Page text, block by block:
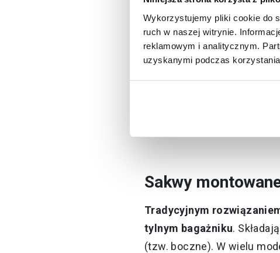
Wykorzystujemy pliki cookie do
ruch w naszej witrynie.
reklamowym i analitycznym.
uzyskanymi podczas
Jakie są
rodzaje sakw. Głównym
oczywiście modele
Sakwy
Tradycyjnym
tylnym bagażniku.
(tzw. boczne). W wielu